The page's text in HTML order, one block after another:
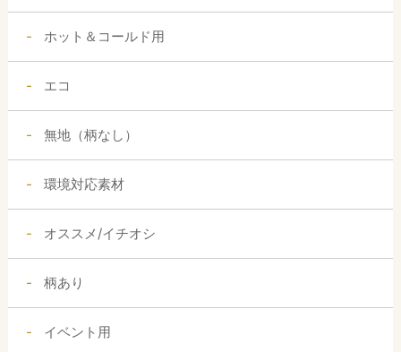
ホット＆コールド用
エコ
無地（柄なし）
環境対応素材
オススメ/イチオシ
柄あり
イベント用